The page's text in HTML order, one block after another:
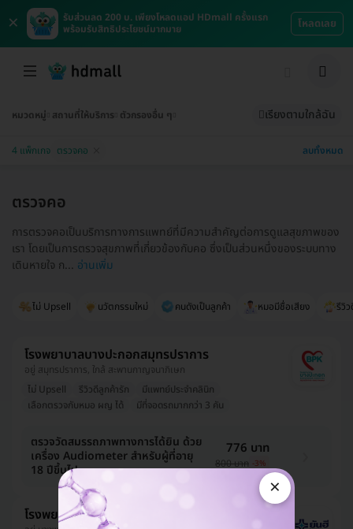
×
รับส่วนลด 200 บ. เพียงโหลดแอป HDmall ครั้งแรก
พร้อมรับสิทธิประโยชน์มากมาย
โหลดเลย
หมวดหมู่ สถานที่ให้บริการ ตัวกรองอื่น ๆ เรียงตามใกล้ฉัน
4 แพ็กเกจ ตรวจคอ ลบทั้งหมด
ไม่ Upsell นวัตกรรมใหม่ คนดังเป็นลูกค้า หมอมีชื่อเสียง รีวิ
ตรวจคอ
การตรวจคอเป็นบริการทางการแพทย์ที่มีความสำคัญต่อการดูแลสุขภาพของ
เรา โดยเป็นการตรวจสุขภาพที่เกี่ยวข้องกับคอ ซึ่งเป็นส่วนหนึ่งของระบบทาง
เดินหายใจ ก... อ่านเพิ่ม
โรงพยาบาลบางปะกอกสมุทรปราการ
อยู่ สมุทรปราการ, ใกล้ สะพานกาญจนาภิเษก
ไม่ Upsell
รีวิวดีลูกค้ารัก
มีแพทย์ประจำคลินิก
เลือกตรวจกับหมอ ผญ ได้
มีที่จอดรถมากกว่า 3 คัน
ตรวจวัดสมรรถภาพทางการได้ยิน ด้วย
เครื่อง Audiometer สำหรับผู้ที่อายุ
18 ปีขึ้นไป
776 บาท
800 บาท -3%
โรงพยาบาลยันฮี
×